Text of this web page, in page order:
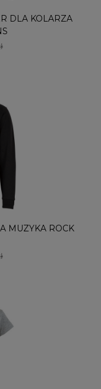
DLA KOLARZA
MUZYKA ROCK